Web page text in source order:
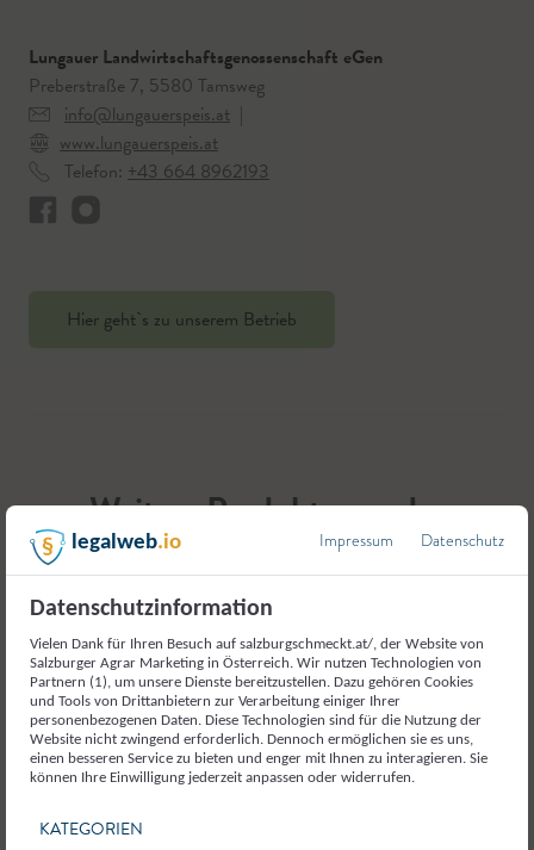
Lungauer Landwirtschaftsgenossenschaft eGen
Preberstraße 7, 5580 Tamsweg
info@lungauerspeis.at |
www.lungauerspeis.at
Telefon: +43 664 8962193
Hier geht`s zu unserem Betrieb
Weitere Produkte aus der
Kategorie
Fleisch und Fleischerzeugnisse
legalweb.io Impressum Datenschutz
Datenschutzinformation
Vielen Dank für Ihren Besuch auf salzburgschmeckt.at/, der Website von
Salzburger Agrar Marketing in Österreich. Wir nutzen Technologien von
Partnern (1), um unsere Dienste bereitzustellen. Dazu gehören Cookies
und Tools von Drittanbietern zur Verarbeitung einiger Ihrer
personenbezogenen Daten. Diese Technologien sind für die Nutzung der
Website nicht zwingend erforderlich. Dennoch ermöglichen sie es uns,
einen besseren Service zu bieten und enger mit Ihnen zu interagieren. Sie
können Ihre Einwilligung jederzeit anpassen oder widerrufen.
KATEGORIEN